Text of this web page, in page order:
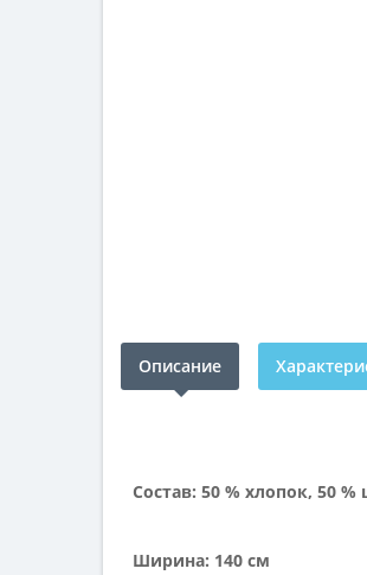
Описание
Состав: 50 % хлопок, 50
Ширина: 140 см